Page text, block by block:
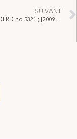
SUIVANT
Lind, [2008] OLRD no 5321 ; [2009] OLRD no 30 et 247.